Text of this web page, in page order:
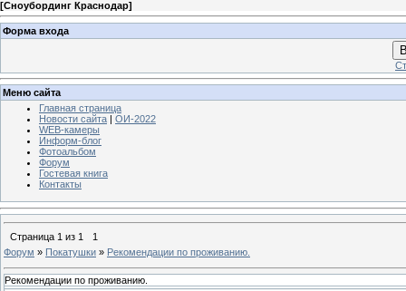
[Сноубординг Краснодар]
Форма входа
Меню сайта
Главная страница
Новости сайта
ОИ-2022
WEB-камеры
Информ-блог
Фотоальбом
Форум
Гостевая книга
Контакты
Страница 1 из 1
1
Форум » Покатушки » Рекомендации по проживанию.
Рекомендации по проживанию.